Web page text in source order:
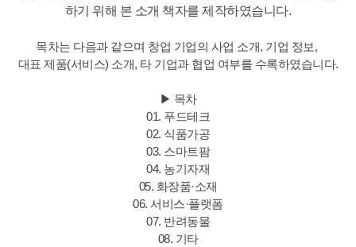
하기 위해 본 소개 책자를 제작하였습니다.
목차는 다음과 같으며 창업 기업의 사업 소개, 기업 정보,
대표 제품(서비스) 소개, 타 기업과 협업 여부를 수록하였습니다.
▶ 목차
01. 푸드테크
02. 식품가공
03. 스마트팜
04. 농기자재
05. 화장품·소재
06. 서비스·플랫폼
07. 반려동물
08. 기타